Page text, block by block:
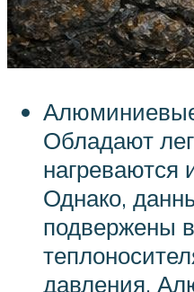
Обладают
нагреваются
Однако,
подвержены
давления.